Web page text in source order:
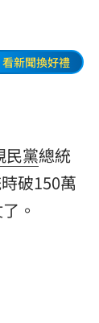
看新聞換好禮
民黨總統
破150萬
。